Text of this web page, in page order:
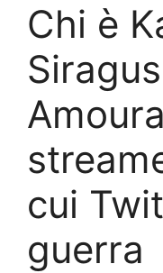
Chi è
cui
guerra